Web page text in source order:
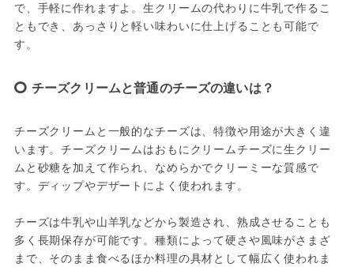
で、手軽に作れますよ。生クリームの代わりに牛乳で作るこ
ともでき、あっさりと軽い味わいに仕上げることも可能で
す。
チーズクリームと普通のチーズの違いは？
チーズクリームと一般的なチーズは、特徴や用途が大きく違
います。チーズクリームはおもにクリームチーズに生クリー
ムと砂糖を加えて作られ、なめらかでクリーミーな質感で
す。ディップやデザートによく使われます。
チーズは牛乳や山羊乳などから製造され、熟成させることも
多く長期保存が可能です。種類によって硬さや風味がさまざ
まで、そのまま食べるほか料理の具材として幅広く使われま